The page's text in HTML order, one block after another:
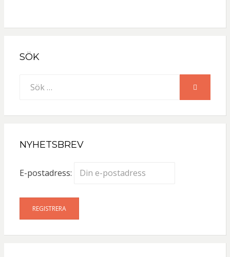
SÖK
efter:
SÖK
NYHETSBREV
E-postadress: